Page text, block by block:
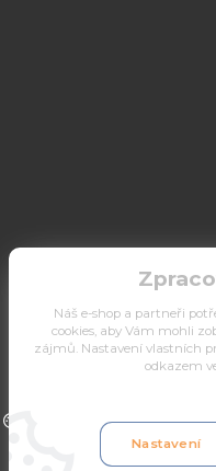
Upravit sběr cookies.
Náš e-shop a partneři
cookies, aby Vám mohli
zájmů. Nastavení vlastních
odkazem
Nastavení